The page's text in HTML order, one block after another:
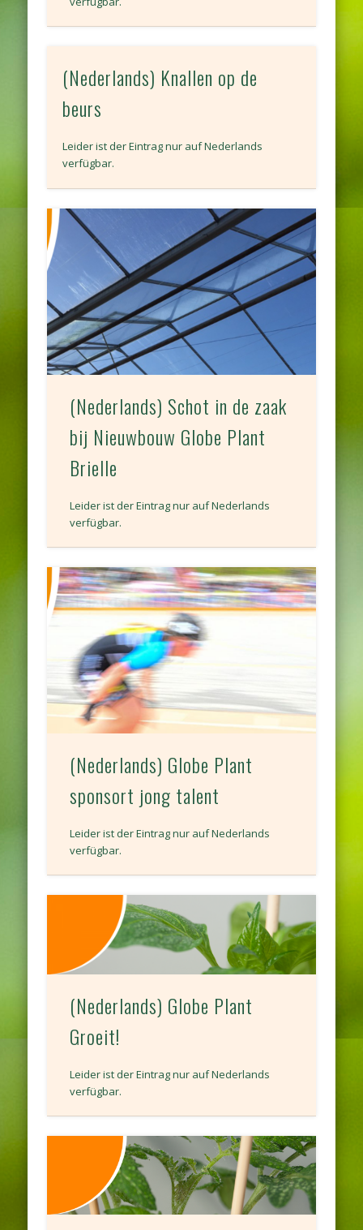
(Nederlands) Knallen op de
beurs
Leider ist der Eintrag nur auf Nederlands
verfügbar.
(Nederlands) Schot in de zaak
bij Nieuwbouw Globe Plant
Brielle
Leider ist der Eintrag nur auf Nederlands
verfügbar.
(Nederlands) Globe Plant
sponsort jong talent
Leider ist der Eintrag nur auf Nederlands
verfügbar.
(Nederlands) Globe Plant
Groeit!
Leider ist der Eintrag nur auf Nederlands
verfügbar.